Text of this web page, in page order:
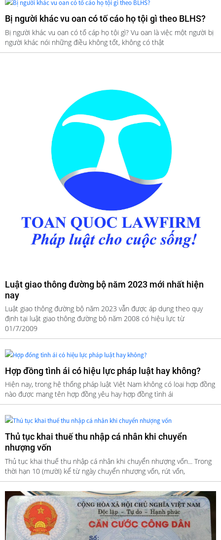
Bị người khác vu oan có tố cáo họ tội gì theo BLHS?
Bị người khác vu oan có tố cáp họ tội gì? Vu oan là việc một người bị
người khác nói những điều không tốt, không có thật
Luật giao thông đường bộ năm 2023 mới nhất hiện
nay
Luật giao thông đường bộ năm 2023 vẫn được áp dụng theo quy
định tại luật giao thông đường bộ năm 2008 có hiệu lực từ
01/7/2009
Hợp đồng tình ái có hiệu lực pháp luật hay không?
Hiện nay, trong hệ thống pháp luật Việt Nam không có loại hợp đồng
nào được mang tên hợp đồng yêu hay hợp đồng tình ái
Thủ tục khai thuế thu nhập cá nhân khi chuyển
nhượng vốn
Thủ tục khai thuế thu nhập cá nhân khi chuyển nhượng vốn... Trong
thời hạn 10 (mười) kể từ ngày chuyển nhượng vốn, rút vốn,